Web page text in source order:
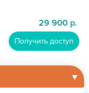
29 900 р.
Получить доступ